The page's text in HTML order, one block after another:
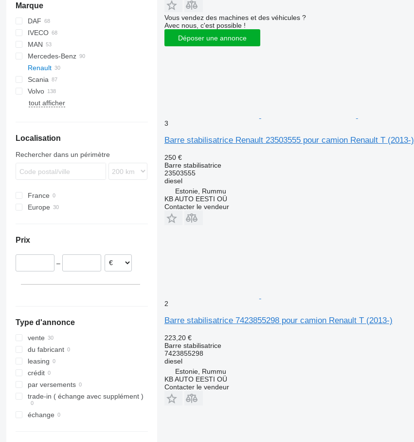
Marque
DAF
AS
CF
LF
XF
XG
F-MAX
IVECO
Daily
EuroCargo
EuroStar
Eurotech
Eurotrakker
S-Way
MAN
L2000
LE
TGA
TGL
TGM
Mercedes-Benz
A-Class
Actros
Antos
Arocs
MB
Canter
Atleon
Cabstar
Renault
Magnum
Mascott
Midliner
Scania
R-series
Volvo
FE
FM
G-series
L-series
tout afficher
Localisation
Rechercher dans un périmètre
France
Europe
Belgique
Estonie
Prix
–
Type d'annonce
vente
du fabricant
leasing
crédit
par versements
trade-in ( échange avec supplément )
échange
Vous vendez des machines et des véhicules ?
Avec nous, c'est possible !
Déposer une annonce
3
Barre stabilisatrice Renault 23503555 pour camion Renault T (2013-)
250 €
Barre stabilisatrice
23503555
diesel
Estonie, Rummu
KB AUTO EESTI OÜ
Contacter le vendeur
2
Barre stabilisatrice 7423855298 pour camion Renault T (2013-)
223,20 €
Barre stabilisatrice
7423855298
diesel
Estonie, Rummu
KB AUTO EESTI OÜ
Contacter le vendeur